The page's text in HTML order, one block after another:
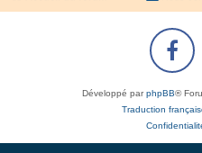
Développé parphpBB®
Traduction